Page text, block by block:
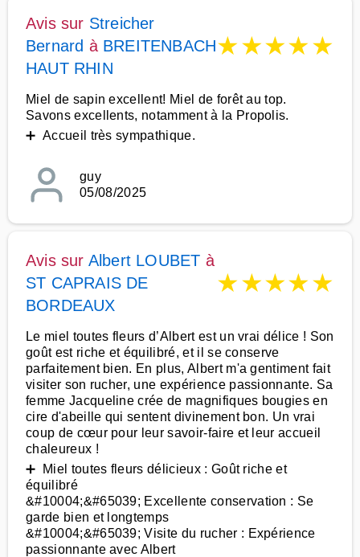
Avis sur Streicher
Bernard à BREITENBACH
HAUT RHIN
★★★★★
Miel de sapin excellent! Miel de forêt au top.
Savons excellents, notamment à la Propolis.
➕ Accueil très sympathique.
guy
05/08/2025
Avis sur Albert LOUBET à
ST CAPRAIS DE
BORDEAUX
★★★★★
Le miel toutes fleurs d’Albert est un vrai délice ! Son
goût est riche et équilibré, et il se conserve
parfaitement bien. En plus, Albert m'a gentiment fait
visiter son rucher, une expérience passionnante. Sa
femme Jacqueline crée de magnifiques bougies en
cire d'abeille qui sentent divinement bon. Un vrai
coup de cœur pour leur savoir-faire et leur accueil
chaleureux !
➕ Miel toutes fleurs délicieux : Goût riche et
équilibré
&#10004;&#65039; Excellente conservation : Se
garde bien et longtemps
&#10004;&#65039; Visite du rucher : Expérience
passionnante avec Albert